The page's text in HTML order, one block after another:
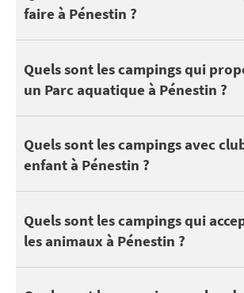
faire à Pénestin ?
Vous pourrez également profiter de vos
Côté nature, découvrez Plage du Lomer,
Pour sortir avec les enfants, profitez des
Quels sont les campings qui
un Parc aquatique à Pénestin ?
7 campings à Pénestin disposent d'une
Découvrez tous lescampings avec un parc
Quels sont les campings avec
enfant à Pénestin ?
Les enfants et ados apprécient le
Quels sont les campings qui
les animaux à Pénestin ?
Voici des campings qui acceptent les
On peut trouver 3 campings à Pénestin